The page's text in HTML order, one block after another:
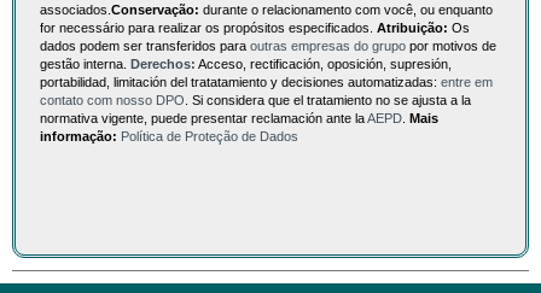
associados. Conservação: durante o relacionamento com você, ou enquanto
for necessário para realizar os propósitos especificados. Atribuição: Os
dados podem ser transferidos para outras empresas do grupo por motivos de
gestão interna. Derechos: Acceso, rectificación, oposición, supresión,
portabilidad, limitación del tratatamiento y decisiones automatizadas: entre em
contato com nosso DPO . Si considera que el tratamiento no se ajusta a la
normativa vigente, puede presentar reclamación ante laAEPD Mais
informação: Política de Proteção de Dados